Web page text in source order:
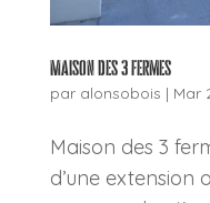
Maison des 3 fermes
par alonsobois | Mar
Maison des 3
d’une